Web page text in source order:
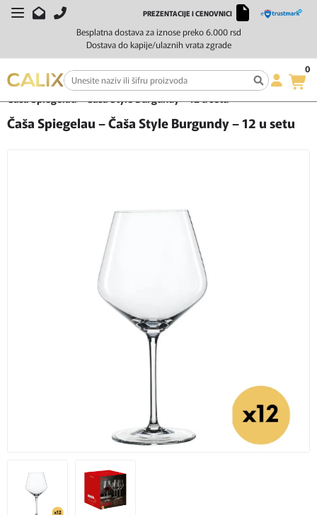
Besplatna dostava za iznose preko 6.000 rsd
Dostava do kapije/ulaznih vrata zgrade
PREZENTACIJE I CENOVNICI
0
Početna
Čaše i barska oprema
Čaša Spiegelau – Čaša Style Burgundy – 12 u setu
Čaša Spiegelau – Čaša Style Burgundy – 12 u setu